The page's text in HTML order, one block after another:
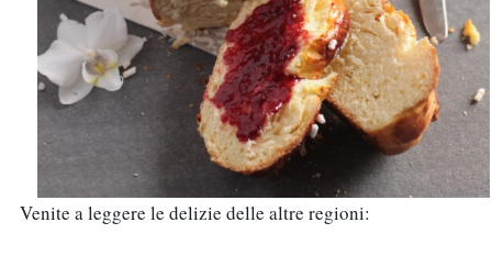
Venite a leggere le delizie delle altre regioni: